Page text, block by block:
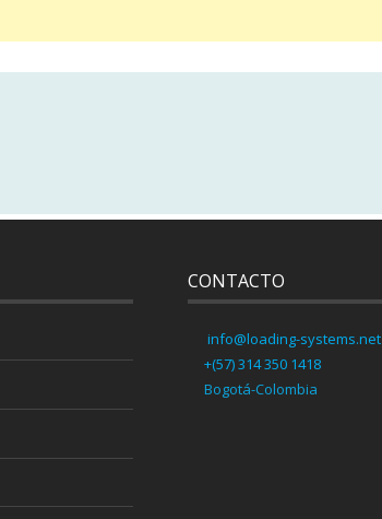
CONTACTO
info@loading-systems.net
+(57) 314 350 1418
Bogotá-Colombia